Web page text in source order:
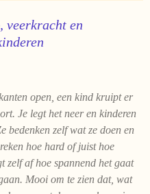
veerkracht en
open, een kind kruipt er
Je legt het neer en kinderen
bedenken zelf wat ze doen en
hoe hard of juist hoe
zelf af hoe spannend het gaat
Mooi om te zien dat, wat